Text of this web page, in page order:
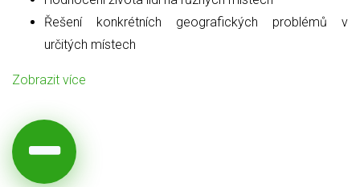
Řešení konkrétních geografických problémů v
určitých místech
Zobrazit více